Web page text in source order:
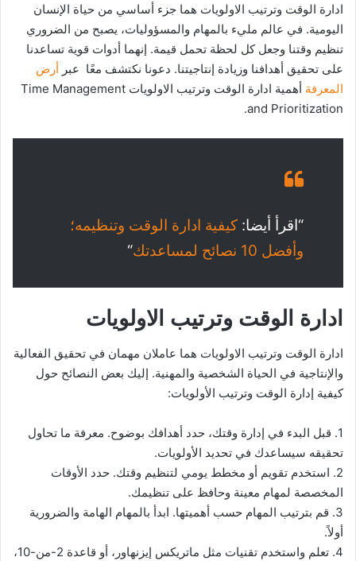
ادارة الوقت وترتيب الاولويات هما جزء أساسي من حياة الإنسان
اليومية. في عالم مليء بالمهام والمسؤوليات، يصبح من الضروري
تنظيم وقتنا وجعل كل لحظة تحمل قيمة. إنهما أدوات قوية تساعدنا
على تحقيق أهدافنا وزيادة إنتاجيتنا. دعونا نكتشف معًا عبر أرض
المعرفة
أهمية ادارة الوقت وترتيب الاولويات Time Management
and Prioritization.
“اقرأ أيضا: كيفية ادارة الوقت وتنظيمه؛
وأفضل 10 نصائح لمساعدتك
“
ادارة الوقت وترتيب الاولويات
ادارة الوقت وترتيب الاولويات هما عاملان مهمان في تحقيق الفعالية
والإنتاجية في الحياة الشخصية والمهنية. إليك بعض النصائح حول
كيفية إدارة الوقت وترتيب الأولويات:
1. قبل البدء في إدارة وقتك، حدد أهدافك بوضوح. معرفة ما تحاول
تحقيقه سيساعدك في تحديد الأولويات.
2. استخدم تقويم أو مخطط يومي لتنظيم وقتك. حدد الأوقات
المخصصة لمهام معينة وحافظ على تنظيمك.
3. قم بترتيب المهام حسب أهميتها. ابدأ بالمهام الهامة والضرورية
أولاً.
4. تعلم واستخدم تقنيات مثل ماتريكس إيزنهاور، أو قاعدة 2-من-10،